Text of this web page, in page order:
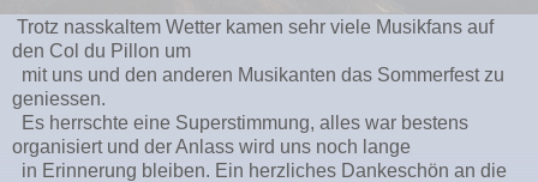
Trotz nasskaltem Wetter kamen sehr viele Musikfans auf
den Col du Pillon um
mit uns und den anderen Musikanten das Sommerfest zu
geniessen.
Es herrschte eine Superstimmung, alles war bestens
organisiert und der Anlass wird uns noch lange
in Erinnerung bleiben. Ein herzliches Dankeschön an die